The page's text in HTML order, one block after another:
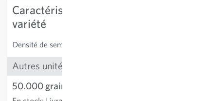
Caractéristiques spécifiques à la
variété
Densité de semis
Autres unités
50.000 graines